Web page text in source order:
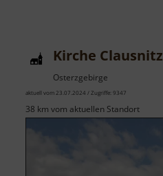
Kirche Clausnitz
Osterzgebirge
aktuell vom 23.07.2024 / Zugriffe: 9347
38 km vom aktuellen Standort